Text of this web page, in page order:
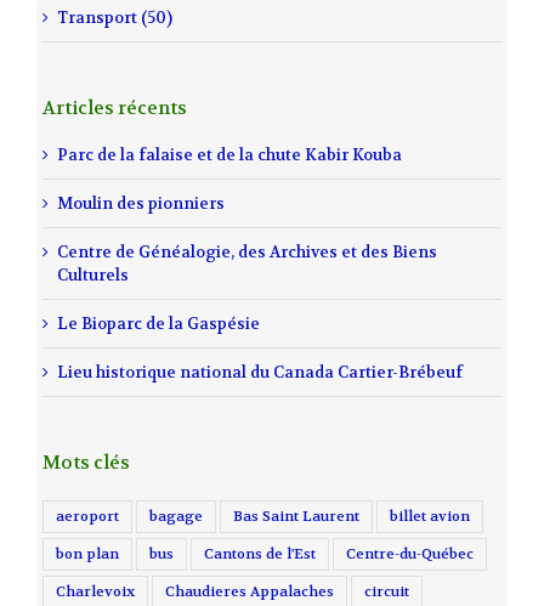
Transport (50)
Articles récents
Parc de la falaise et de la chute Kabir Kouba
Moulin des pionniers
Centre de Généalogie, des Archives et des Biens
Culturels
Le Bioparc de la Gaspésie
Lieu historique national du Canada Cartier-Brébeuf
Mots clés
aeroport bagage Bas Saint Laurent billet avion
bon plan bus Cantons de l'Est Centre-du-Québec
Charlevoix Chaudieres Appalaches circuit